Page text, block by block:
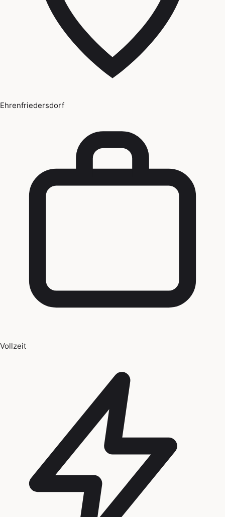
Ehrenfriedersdorf
Vollzeit